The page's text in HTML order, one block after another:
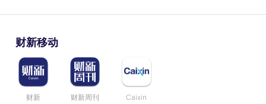
财新移动
财新 财新周刊 Caixin